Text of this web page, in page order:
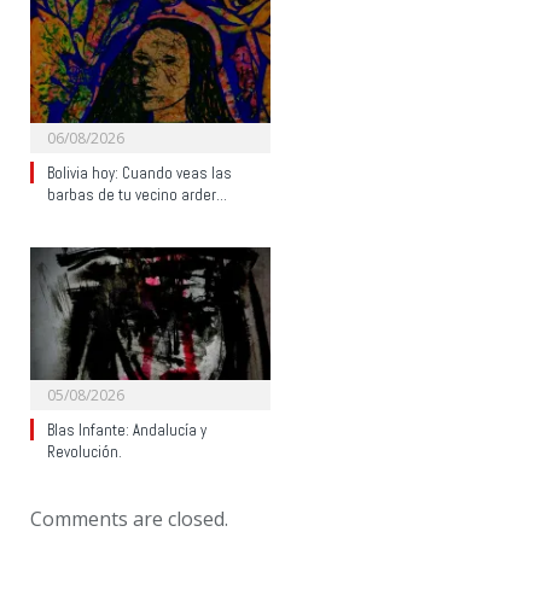
06/08/2026
Bolivia hoy: Cuando veas las
barbas de tu vecino arder…
05/08/2026
Blas Infante: Andalucía y
Revolución.
Comments are closed.